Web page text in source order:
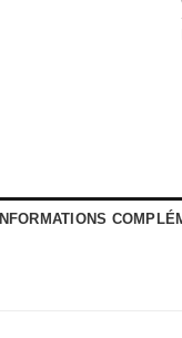
INFORMATIONS